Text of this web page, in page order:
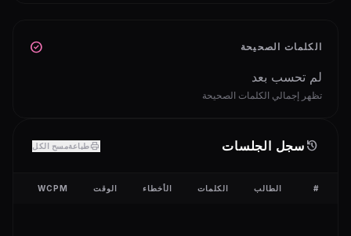
الكلمات الصحيحة check_circle
لم تحسب بعد
تظهر إجمالي الكلمات الصحيحة
history سجل الجلسات printطباعةمسح الكل
# الطالب الكلمات الأخطاء الوقت WCPM